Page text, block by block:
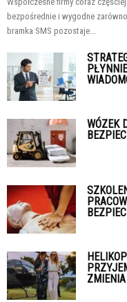
bezpośrednie i wygodne
bramka SMS pozostaje...
WÓZEK